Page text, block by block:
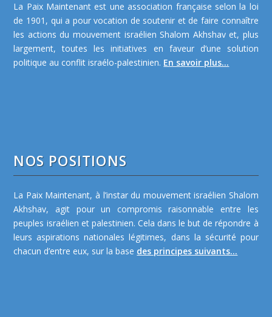
La Paix Maintenant est une association française selon la loi
de 1901, qui a pour vocation de soutenir et de faire connaître
les actions du mouvement israélien Shalom Akhshav et, plus
largement, toutes les initiatives en faveur d’une solution
politique au conflit israélo-palestinien. En savoir plus...
NOS POSITIONS
La Paix Maintenant, à l’instar du mouvement israélien Shalom
Akhshav, agit pour un compromis raisonnable entre les
peuples israélien et palestinien. Cela dans le but de répondre à
leurs aspirations nationales légitimes, dans la sécurité pour
chacun d’entre eux, sur la base des principes suivants...